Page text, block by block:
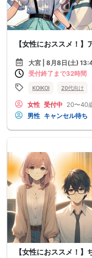
【女性におススメ！
大宮 | 8月8日(土)
受付終了まで32時間
KOIKOI 20代向け
女性 受付中 20〜40
男性 キャンセル待ち
【女性におススメ！